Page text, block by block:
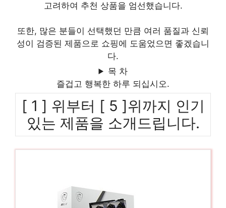
고려하여 추천 상품을 엄선했습니다.
또한, 많은 분들이 선택했던 만큼 여러 품질과 신뢰
성이 검증된 제품으로 쇼핑에 도움었으면 좋겠습니
다.
목 차
즐겁고 행복한 하루 되십시오.
[ 1 ] 위부터 [ 5 ]위까지 인기
있는 제품을 소개드립니다.